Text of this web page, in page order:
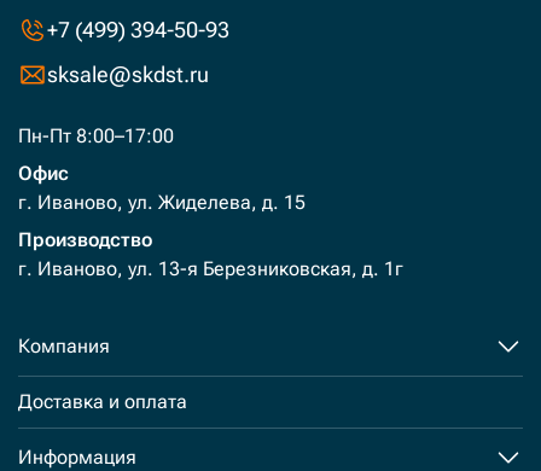
+7 (499) 394-50-93
sksale@skdst.ru
Пн-Пт 8:00–17:00
Офис
г. Иваново, ул. Жиделева, д. 15
Производство
г. Иваново, ул. 13-я Березниковская, д. 1г
Компания
Доставка и оплата
Информация